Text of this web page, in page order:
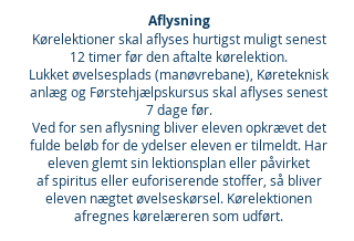
Aflysning
Kørelektioner skal aflyses hurtigst muligt senest
12 timer før den aftalte kørelektion.
Lukket øvelsesplads (manøvrebane), Køreteknisk
anlæg og Førstehjælpskursus skal aflyses senest
7 dage før.
Ved for sen aflysning bliver eleven opkrævet det
fulde beløb for de ydelser eleven er tilmeldt. Har
eleven glemt sin lektionsplan eller påvirket
af spiritus eller euforiserende stoffer, så bliver
eleven nægtet øvelseskørsel. Kørelektionen
afregnes kørelæreren som udført.